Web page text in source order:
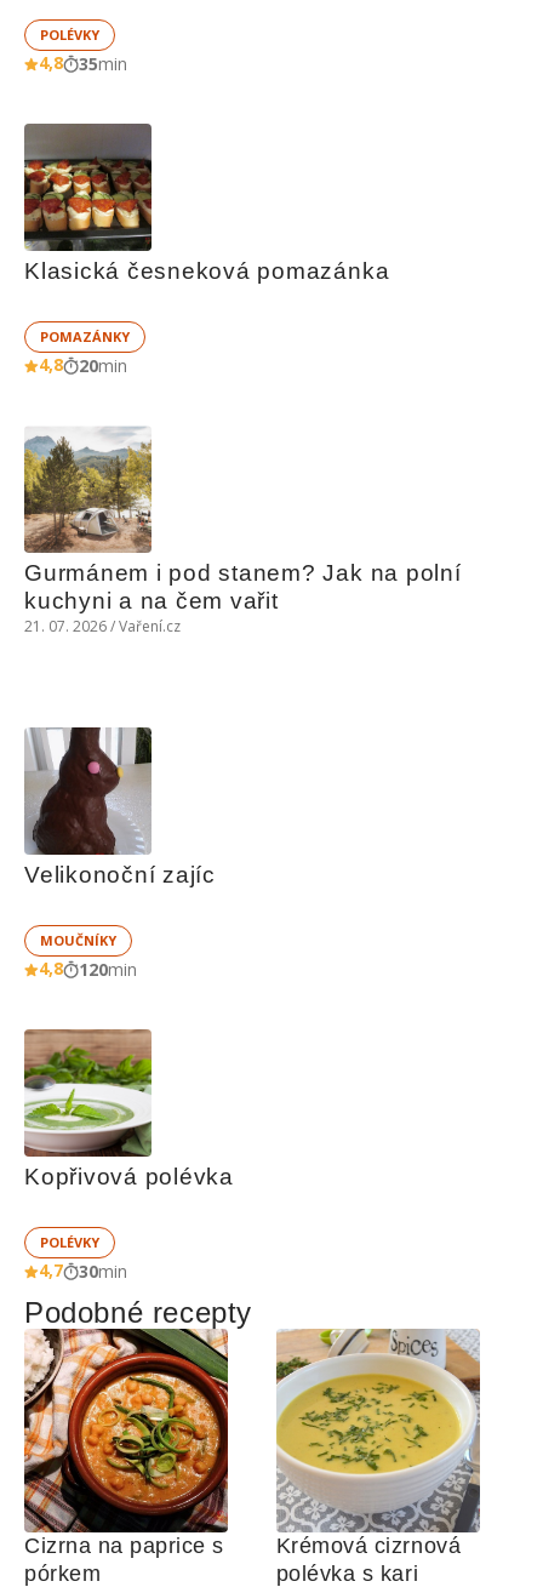
POLÉVKY
4,8 35min
Klasická česneková pomazánka
POMAZÁNKY
4,8 20min
Gurmánem i pod stanem? Jak na polní
kuchyni a na čem vařit
21. 07. 2026 / Vaření.cz
Velikonoční zajíc
MOUČNÍKY
4,8 120min
Kopřivová polévka
POLÉVKY
4,7 30min
Podobné recepty
Cizrna na paprice s
pórkem
Krémová cizrnová
polévka s kari